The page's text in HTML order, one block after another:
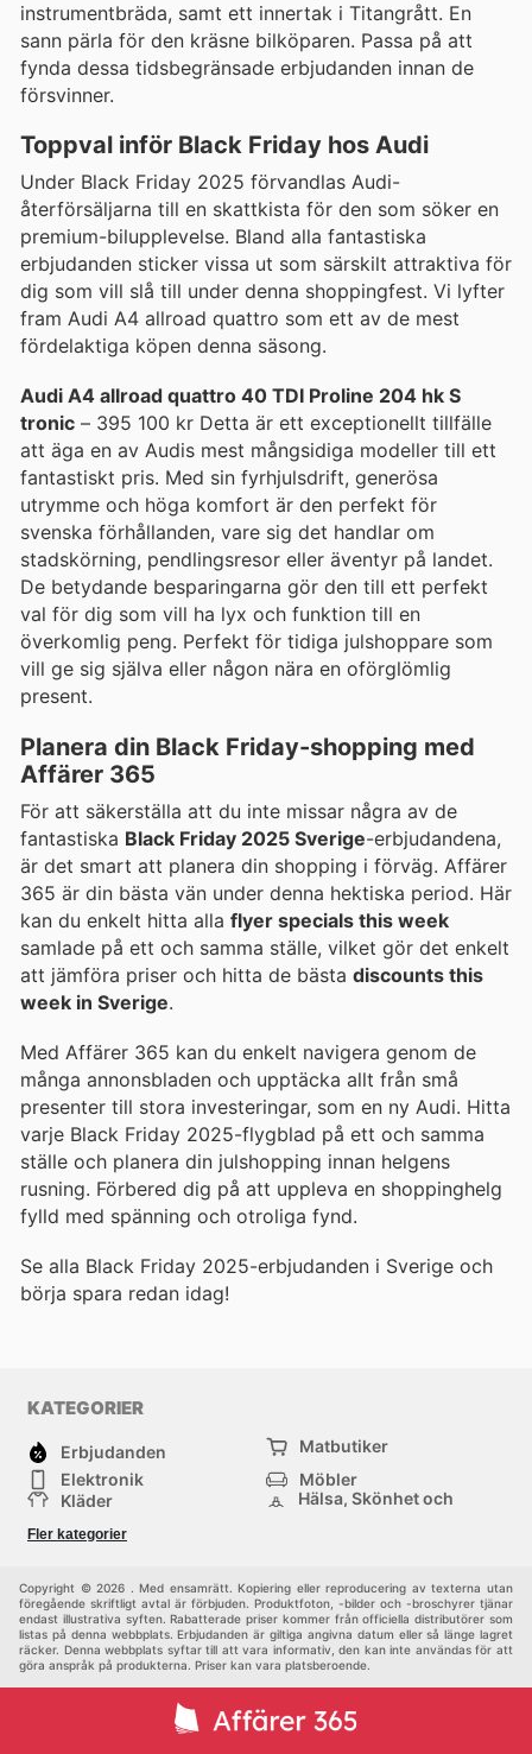
instrumentbräda, samt ett innertak i Titangrått. En
sann pärla för den kräsne bilköparen. Passa på att
fynda dessa tidsbegränsade erbjudanden innan de
försvinner.
Toppval inför Black Friday hos Audi
Under Black Friday 2025 förvandlas Audi-
återförsäljarna till en skattkista för den som söker en
premium-bilupplevelse. Bland alla fantastiska
erbjudanden sticker vissa ut som särskilt attraktiva för
dig som vill slå till under denna shoppingfest. Vi lyfter
fram Audi A4 allroad quattro som ett av de mest
fördelaktiga köpen denna säsong.
Audi A4 allroad quattro 40 TDI Proline 204 hk S
tronic – 395 100 kr Detta är ett exceptionellt tillfälle
att äga en av Audis mest mångsidiga modeller till ett
fantastiskt pris. Med sin fyrhjulsdrift, generösa
utrymme och höga komfort är den perfekt för
svenska förhållanden, vare sig det handlar om
stadskörning, pendlingsresor eller äventyr på landet.
De betydande besparingarna gör den till ett perfekt
val för dig som vill ha lyx och funktion till en
överkomlig peng. Perfekt för tidiga julshoppare som
vill ge sig själva eller någon nära en oförglömlig
present.
Planera din Black Friday-shopping med
Affärer 365
För att säkerställa att du inte missar några av de
fantastiska Black Friday 2025 Sverige-erbjudandena,
är det smart att planera din shopping i förväg. Affärer
365 är din bästa vän under denna hektiska period. Här
kan du enkelt hitta alla flyer specials this week
samlade på ett och samma ställe, vilket gör det enkelt
att jämföra priser och hitta de bästa discounts this
week in Sverige.
Med Affärer 365 kan du enkelt navigera genom de
många annonsbladen och upptäcka allt från små
presenter till stora investeringar, som en ny Audi. Hitta
varje Black Friday 2025-flygblad på ett och samma
ställe och planera din julshopping innan helgens
rusning. Förbered dig på att uppleva en shoppinghelg
fylld med spänning och otroliga fynd.
Se alla Black Friday 2025-erbjudanden i Sverige och
börja spara redan idag!
KATEGORIER
Erbjudanden
Matbutiker
Elektronik
Möbler
Kläder
Hälsa, Skönhet och
Bygg & Trädgård
Fler kategorier
Copyright © 2026 . Med ensamrätt. Kopiering eller reproducering av texterna utan
föregående skriftligt avtal är förbjuden. Produktfoton, -bilder och -broschyrer tjänar
endast illustrativa syften. Rabatterade priser kommer från officiella distributörer som
listas på denna webbplats. Erbjudanden är giltiga angivna datum eller så länge lagret
räcker. Denna webbplats syftar till att vara informativ, den kan inte användas för att
göra anspråk på produkterna. Priser kan vara platsberoende.